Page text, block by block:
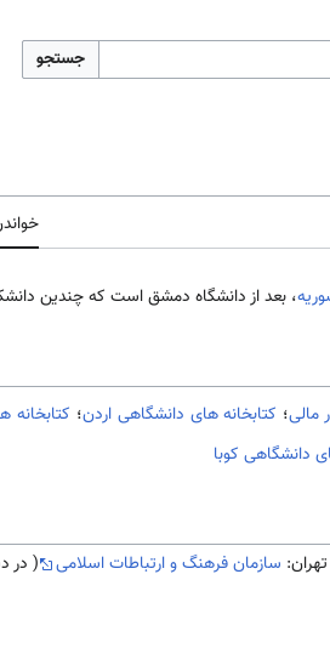
جستجو
، بعد از دانشگاه دمشق ‌‌‌‌‌‌‌‌‌است که چندین
مالی؛ کتابخانه های دانشگاهی اردن؛ کتابخانه
دانشگاهی کوبا
سازمان فرهنگ و ارتباطات اسلامی ( در